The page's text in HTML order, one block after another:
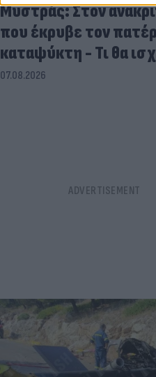
Μυστράς: Στον
που έκρυβε τον
καταψύκτη - Τι θα
07.08.2026